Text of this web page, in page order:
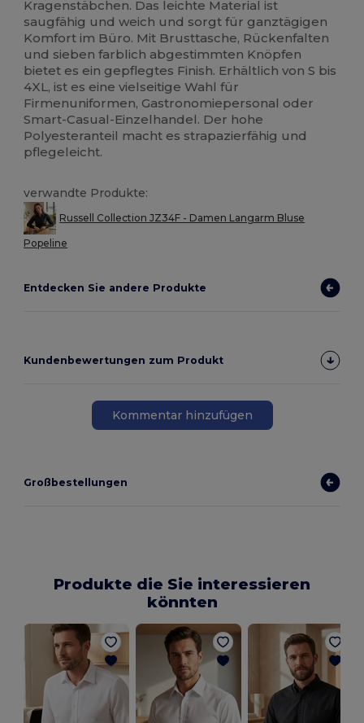
Kragenstäbchen. Das leichte Material ist
saugfähig und weich und sorgt für ganztägigen
Komfort im Büro. Mit Brusttasche, Rückenfalten
und sieben farblich abgestimmten Knöpfen
bietet es ein gepflegtes Finish. Erhältlich von S bis
4XL, ist es eine vielseitige Wahl für
Firmenuniformen, Gastronomiepersonal oder
Smart-Casual-Einzelhandel. Der hohe
Polyesteranteil macht es strapazierfähig und
pflegeleicht.
verwandte Produkte:
Russell Collection JZ34F - Damen Langarm Bluse
Popeline
Entdecken Sie andere Produkte
Kundenbewertungen zum Produkt
Kommentar hinzufügen
Großbestellungen
Produkte die Sie interessieren
könnten